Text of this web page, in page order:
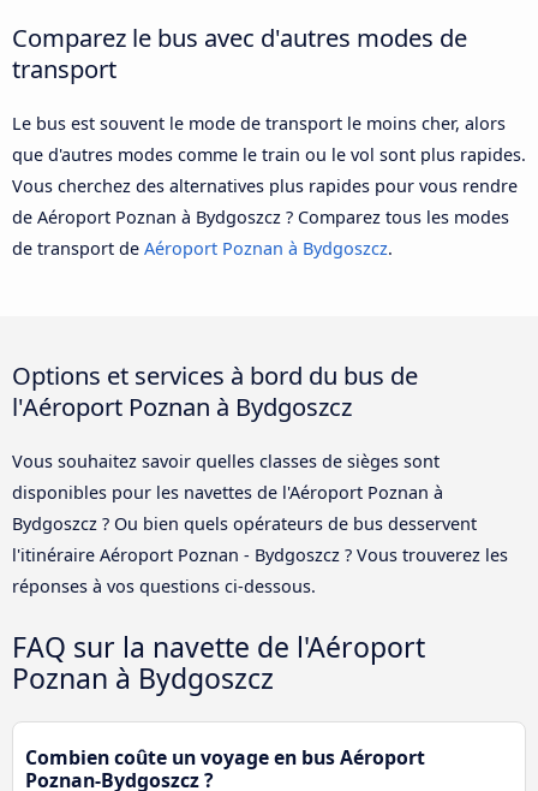
Comparez le bus avec d'autres modes de
transport
Le bus est souvent le mode de transport le moins cher, alors
que d'autres modes comme le train ou le vol sont plus rapides.
Vous cherchez des alternatives plus rapides pour vous rendre
de Aéroport Poznan à Bydgoszcz ? Comparez tous les modes
de transport de Aéroport Poznan à Bydgoszcz.
Options et services à bord du bus de
l'Aéroport Poznan à Bydgoszcz
Vous souhaitez savoir quelles classes de sièges sont
disponibles pour les navettes de l'Aéroport Poznan à
Bydgoszcz ? Ou bien quels opérateurs de bus desservent
l'itinéraire Aéroport Poznan - Bydgoszcz ? Vous trouverez les
réponses à vos questions ci-dessous.
FAQ sur la navette de l'Aéroport
Poznan à Bydgoszcz
Combien coûte un voyage en bus Aéroport
Poznan-Bydgoszcz ?